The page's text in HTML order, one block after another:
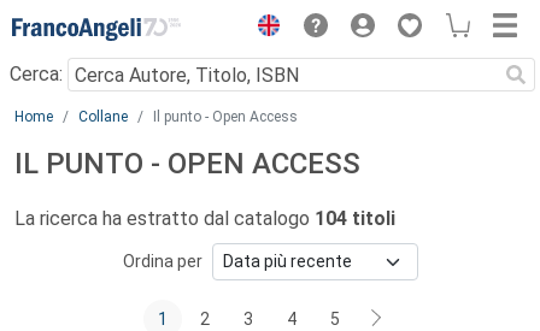
Menu
Cerca:
Main content
Home Collane Il punto - Open Access
IL PUNTO - OPEN ACCESS
La ricerca ha estratto dal catalogo 104 titoli
Ordina per
1 2 3 4 5